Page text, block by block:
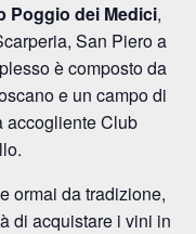
Poggio dei Medici,
San Piero a
è composto da
e un campo di
accogliente Club
ormai da tradizione,
di acquistare i vini in